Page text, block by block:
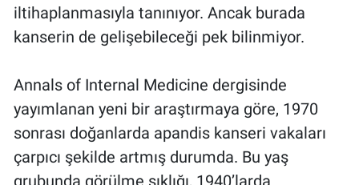
iltihaplanmasıyla tanınıyor. Ancak burada
kanserin de gelişebileceği pek bilinmiyor.
Annals of Internal Medicine dergisinde
yayımlanan yeni bir araştırmaya göre, 1970
sonrası doğanlarda apandis kanseri vakaları
çarpıcı şekilde artmış durumda. Bu yaş